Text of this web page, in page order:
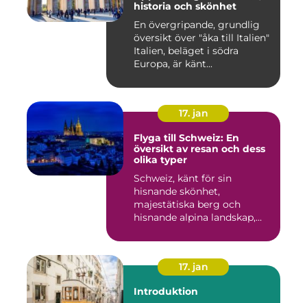
historia och skönhet
En övergripande, grundlig
översikt över "åka till Italien"
Italien, beläget i södra
Europa, är känt...
17. jan
Flyga till Schweiz: En
översikt av resan och dess
olika typer
Schweiz, känt för sin
hisnande skönhet,
majestätiska berg och
hisnande alpina landskap,
17. jan
Introduktion